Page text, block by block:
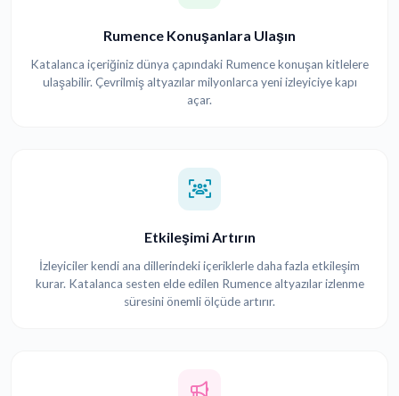
Rumence Konuşanlara Ulaşın
Katalanca içeriğiniz dünya çapındaki Rumence konuşan kitlelere
ulaşabilir. Çevrilmiş altyazılar milyonlarca yeni izleyiciye kapı
açar.
Etkileşimi Artırın
İzleyiciler kendi ana dillerindeki içeriklerle daha fazla etkileşim
kurar. Katalanca sesten elde edilen Rumence altyazılar izlenme
süresini önemli ölçüde artırır.